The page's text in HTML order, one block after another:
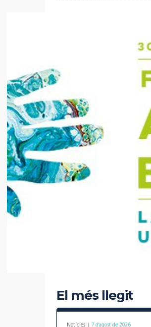
El més llegit
Notícies 7 d'agost de 2026